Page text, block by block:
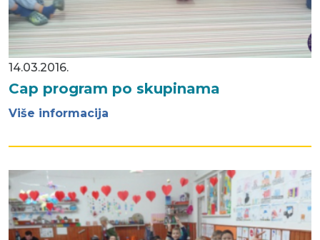
14.03.2016.
Cap program po skupinama
Više informacija